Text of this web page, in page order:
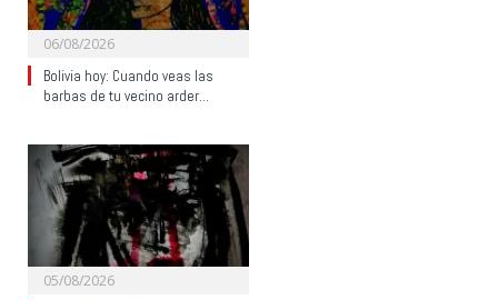
06/08/2026
Bolivia hoy: Cuando veas las
barbas de tu vecino arder…
05/08/2026